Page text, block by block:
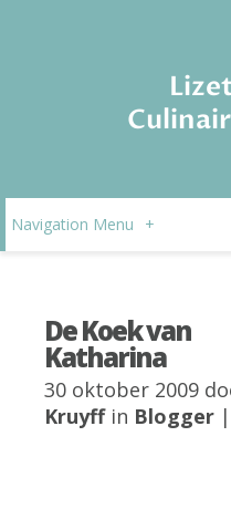
Navigation Menu +
De Koek van
Katharina
30 oktober 2009
Kruyffin Blogger |